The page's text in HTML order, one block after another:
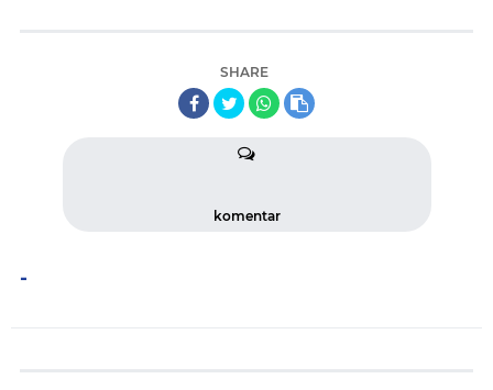
SHARE
komentar
-